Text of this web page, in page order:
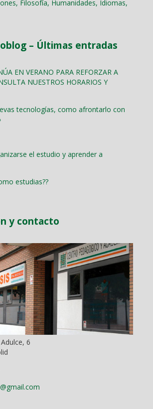
Filosofía, Humanidades, Idiomas,
– Últimas entradas
EN VERANO PARA REFORZAR A
NUESTROS HORARIOS Y
tecnologías, como afrontarlo con
el estudio y aprender a
estudias??
y contacto
6